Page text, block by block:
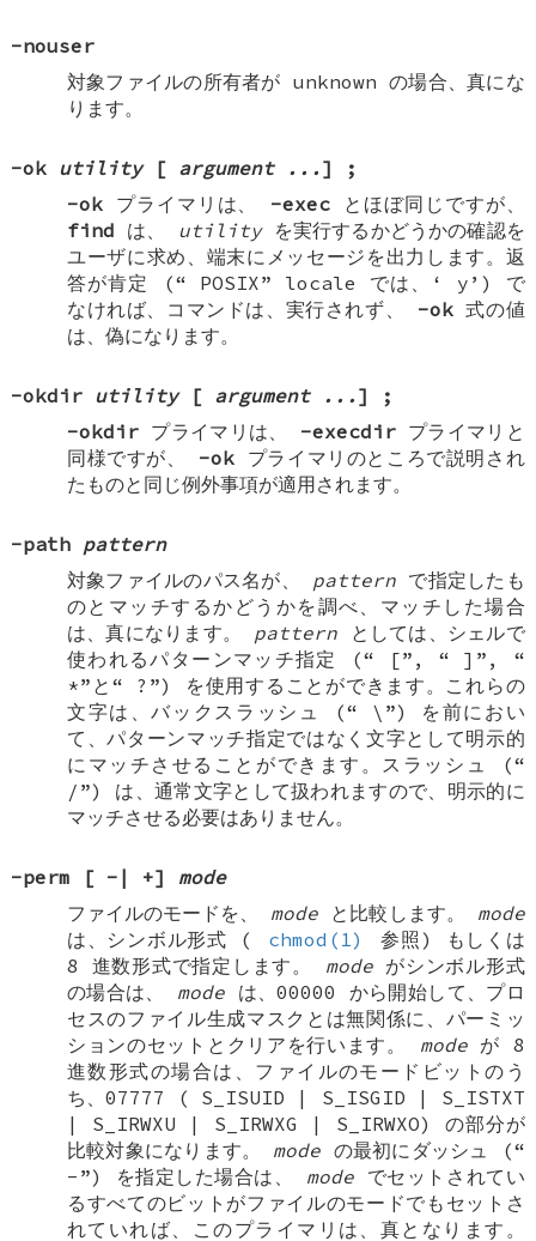
-nouser
対象ファイルの所有者が unknown の場合、真にな
ります。
-ok utility[ argument ... ]
;
-okプライマリは、 -exec とほぼ同じですが、
find は、 utilityを実行するかどうかの確認を
ユーザに求め、端末にメッセージを出力します。返
答が肯定 (“ POSIX” locale では、‘ y ’) で
なければ、コマンドは、実行されず、 -ok式の値
は、偽になります。
-okdir utility[ argument ... ]
;
-okdirプライマリは、 -execdirプライマリと
同様ですが、 -ok プライマリのところで説明され
たものと同じ例外事項が適用されます。
-path pattern
対象ファイルのパス名が、 pattern で指定したも
のとマッチするかどうかを調べ、マッチした場合
は、真になります。 pattern としては、シェルで
使われるパターンマッチ指定 (“
[”, “ ] ”, “
*”と“ ? ”) を使用することができます。これらの
文字は、バックスラッシュ (“ \ ”) を前におい
て、パターンマッチ指定ではなく文字として明示的
にマッチさせることができます。スラッシュ (“
/ ”) は、通常文字として扱われますので、明示的に
マッチさせる必要はありません。
-perm [ - | +] mode
ファイルのモードを、 mode と比較します。 mode
は、シンボル形式 (
chmod(1)
参照) もしくは
8 進数形式で指定します。 modeがシンボル形式
の場合は、 mode は、00000 から開始して、プロ
セスのファイル生成マスクとは無関係に、パーミッ
ションのセットとクリアを行います。 modeが 8
進数形式の場合は、ファイルのモードビットのう
ち、07777 ( S_ISUID | S_ISGID | S_ISTXT
| S_IRWXU | S_IRWXG | S_IRWXO) の部分が
比較対象になります。 mode の最初にダッシュ (“
- ”) を指定した場合は、 mode でセットされてい
るすべてのビットがファイルのモードでもセットさ
れていれば、このプライマリは、真となります。